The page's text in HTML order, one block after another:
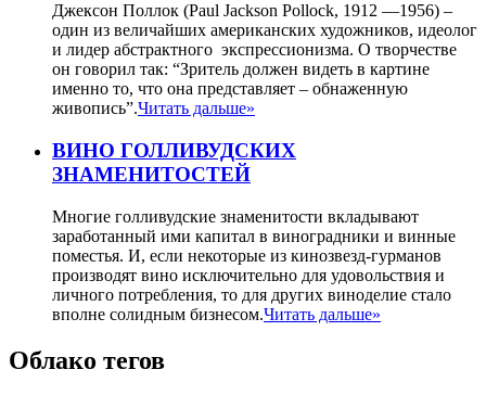
Джексон Поллок (Paul Jackson Pollock, 1912 —1956) –
один из величайших американских художников, идеолог
и лидер абстрактного экспрессионизма. О творчестве
он говорил так: “Зритель должен видеть в картине
именно то, что она представляет – обнаженную
живопись”.Читать дальше»
ВИНО ГОЛЛИВУДСКИХ
ЗНАМЕНИТОСТЕЙ
Многие голливудские знаменитости вкладывают
заработанный ими капитал в виноградники и винные
поместья. И, если некоторые из кинозвезд-гурманов
производят вино исключительно для удовольствия и
личного потребления, то для других виноделие стало
вполне солидным бизнесом.Читать дальше»
Облако тегов